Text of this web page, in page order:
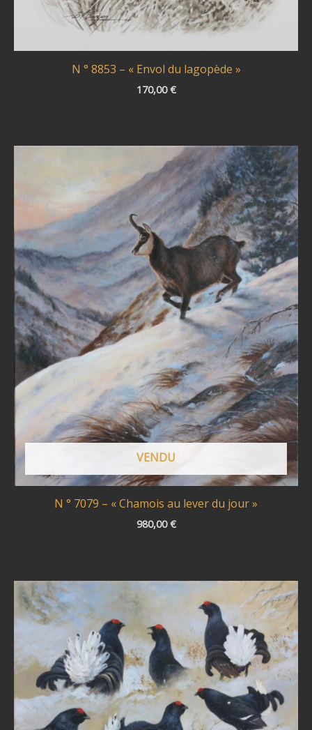
N ° 8853 – « Envol du lagopède »
170,00€
VENDU
N ° 7079 – « Chamois au lever du jour »
980,00€